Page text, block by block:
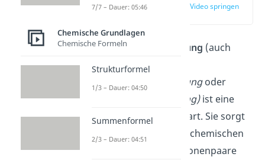
zur Stelle im Video springen
Einekovalente Bindung (auch
Atombindung
Elektronenpaarbindungoder
homöopolare Bindung)ist eine
chemische Bindungsart. Sie sorgt
dafür, dass Atome in chemischen
Verbindungen Elektronenpaare
7/7 – Dauer: 05:46
Chemische Grundlagen
Chemische Formeln
Strukturformel
1/3 – Dauer: 04:50
Summenformel
2/3 – Dauer: 04:51